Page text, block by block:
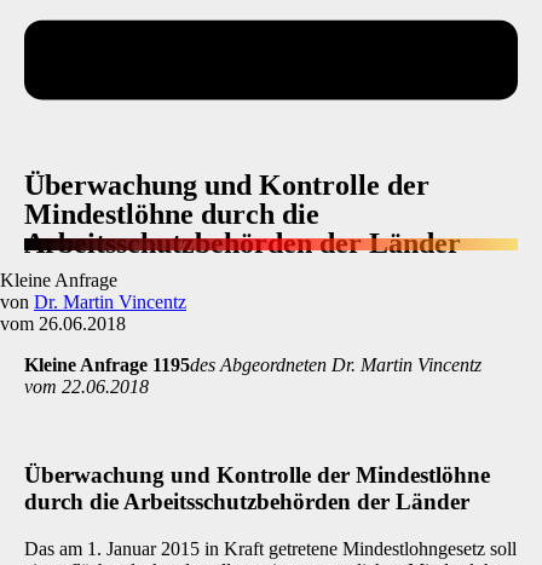
Überwachung und Kontrolle der
Mindestlöhne durch die
Arbeitsschutzbehörden der Länder
Kleine Anfrage
von Dr. Martin Vincentz
vom 26.06.2018
Kleine Anfrage 1195des Abgeordneten Dr. Martin Vincentz
vom 22.06.2018
Überwachung und Kontrolle der Mindestlöhne
durch die Arbeitsschutzbehörden der Länder
Das am 1. Januar 2015 in Kraft getretene Mindestlohngesetz soll